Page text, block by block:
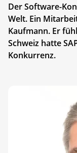
Der Software-
Welt. Ein
Kaufmann. Er
Schweiz hatte
Konkurrenz.